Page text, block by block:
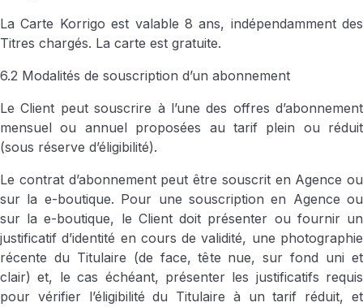
La Carte Korrigo est valable 8 ans, indépendamment des
Titres chargés. La carte est gratuite.
6.2 Modalités de souscription d’un abonnement
Le Client peut souscrire à l’une des offres d’abonnement
mensuel ou annuel proposées au tarif plein ou réduit
(sous réserve d’éligibilité).
Le contrat d’abonnement peut être souscrit en Agence ou
sur la e-boutique. Pour une souscription en Agence ou
sur la e-boutique, le Client doit présenter ou fournir un
justificatif d’identité en cours de validité, une photographie
récente du Titulaire (de face, tête nue, sur fond uni et
clair) et, le cas échéant, présenter les justificatifs requis
pour vérifier l’éligibilité du Titulaire à un tarif réduit, et